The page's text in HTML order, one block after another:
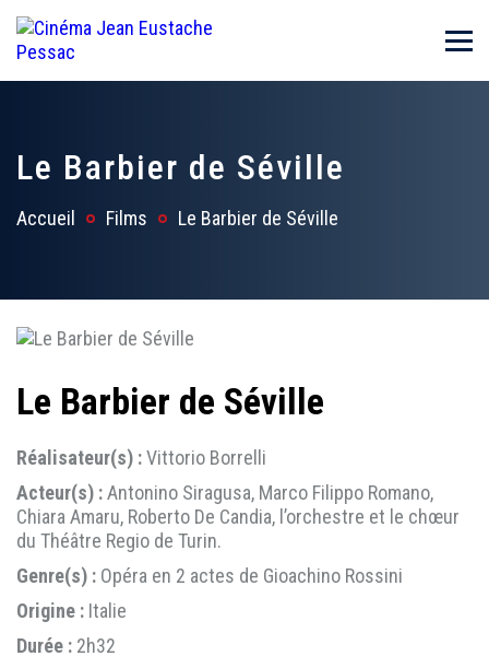
Le Barbier de Séville
Accueil Films Le Barbier de Séville
Le Barbier de Séville
Réalisateur(s) :Vittorio Borrelli
Acteur(s) :Antonino Siragusa, Marco Filippo Romano,
Chiara Amaru, Roberto De Candia, l’orchestre et le chœur
du Théâtre Regio de Turin.
Genre(s) : Opéra en 2 actes de Gioachino Rossini
Origine : Italie
Durée : 2h32